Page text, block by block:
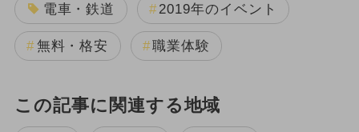
電車・鉄道 2019年のイベント
無料・格安 職業体験
この記事に関連する地域